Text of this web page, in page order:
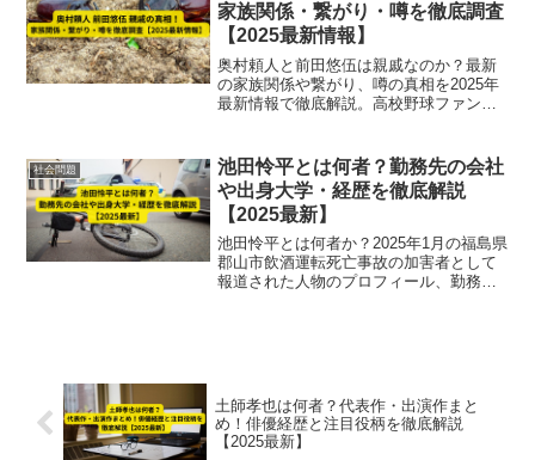
家族関係・繋がり・噂を徹底調査
【2025最新情報】
奥村頼人と前田悠伍は親戚なのか？最新
の家族関係や繋がり、噂の真相を2025年
最新情報で徹底解説。高校野球ファン必
社会問題
池田怜平とは何者？勤務先の会社
や出身大学・経歴を徹底解説
【2025最新】
池田怜平とは何者か？2025年1月の福島県
郡山市飲酒運転死亡事故の加害者として
報道された人物のプロフィール、勤務先
土師孝也は何者？代表作・出演作まと
め！俳優経歴と注目役柄を徹底解説
【2025最新】